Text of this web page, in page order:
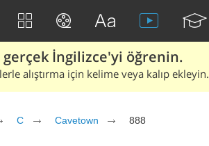
İngilizce'yi öğrenin.
alıştırma için kelime veya kalıp ekleyin.
C Cavetown 888